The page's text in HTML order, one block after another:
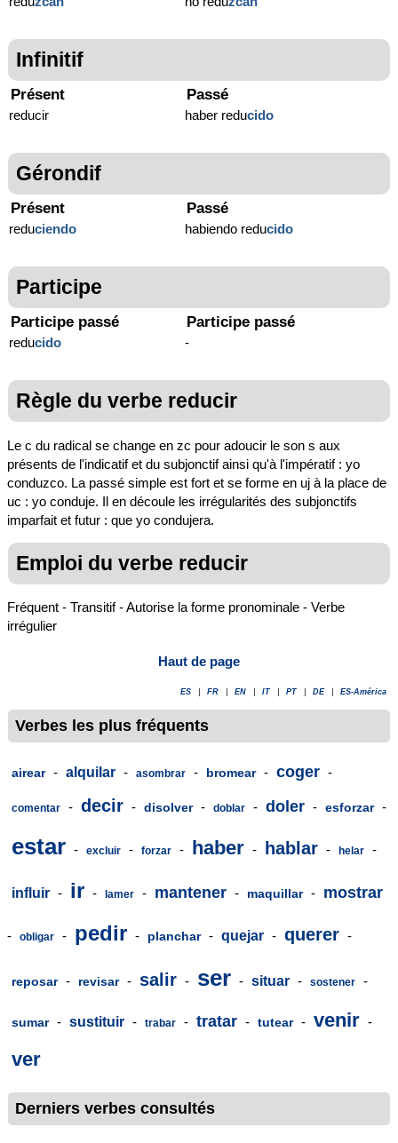
Infinitif
Présent
reducir
Passé
haber reducido
Gérondif
Présent
reduciendo
Passé
habiendo reducido
Participe
Participe passé
reducido
Participe passé
-
Règle du verbe reducir
Le c du radical se change en zc pour adoucir le son s aux
présents de l'indicatif et du subjonctif ainsi qu'à l'impératif : yo
conduzco. La passé simple est fort et se forme en uj à la place de
uc : yo conduje. Il en découle les irrégularités des subjonctifs
imparfait et futur : que yo condujera.
Emploi du verbe reducir
Fréquent - Transitif - Autorise la forme pronominale - Verbe
irrégulier
Haut de page
ES FR EN IT PT DE ES-América
Verbes les plus fréquents
airear - alquilar - asombrar - bromear - coger -
comentar - decir - disolver - doblar - doler - esforzar -
estar - excluir - forzar - haber - hablar - helar -
influir - ir - lamer - mantener - maquillar - mostrar
- obligar - pedir - planchar - quejar - querer -
reposar - revisar - salir - ser - situar - sostener -
sumar - sustituir - trabar - tratar - tutear - venir -
ver
Derniers verbes consultés